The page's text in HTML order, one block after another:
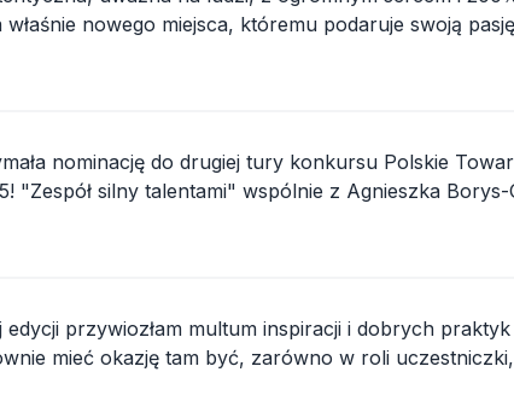
nowego miejsca, któremu podaruje swoją
przywiozłam multum inspiracji i dobrych